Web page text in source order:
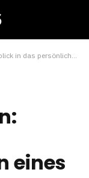
Leben eines Handballstars
eines